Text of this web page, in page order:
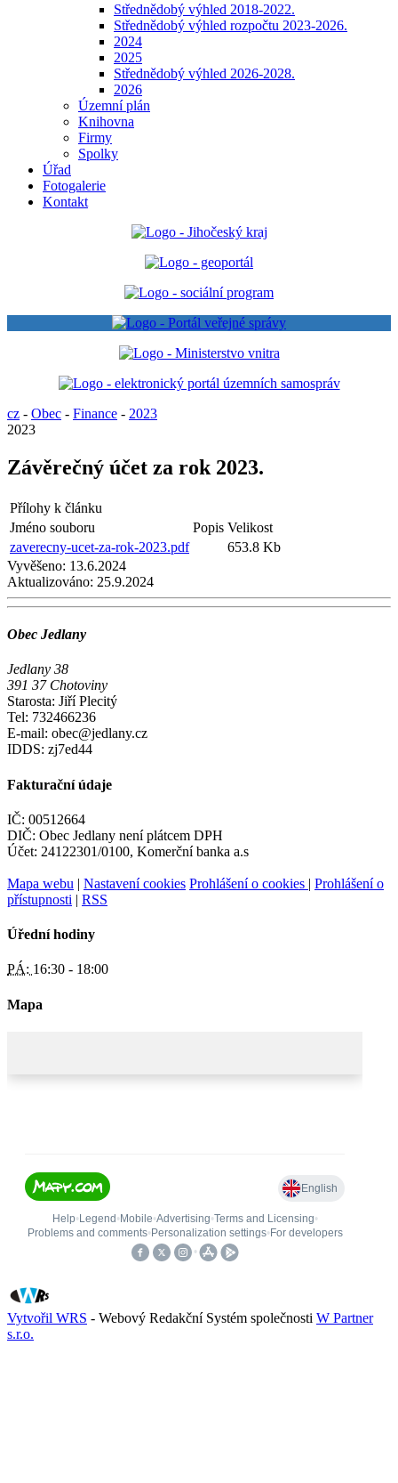
Střednědobý výhled 2018-2022.
Střednědobý výhled rozpočtu 2023-2026.
2024
2025
Střednědobý výhled 2026-2028.
2026
Územní plán
Knihovna
Firmy
Spolky
Úřad
Fotogalerie
Kontakt
cz - Obec - Finance - 2023
2023
Závěrečný účet za rok 2023.
Přílohy k článku
Jméno souboru
Popis Velikost
zaverecny-ucet-za-rok-2023.pdf
653.8 Kb
Vyvěšeno: 13.6.2024
Aktualizováno: 25.9.2024
Obec Jedlany
Jedlany 38
391 37 Chotoviny
Starosta: Jiří Plecitý
Tel: 732466236
E-mail: obec@jedlany.cz
IDDS: zj7ed44
Fakturační údaje
IČ: 00512664
DIČ: Obec Jedlany není plátcem DPH
Účet: 24122301/0100, Komerční banka a.s
Mapa webu | Nastavení cookies Prohlášení o cookies | Prohlášení o
přístupnosti | RSS
Úřední hodiny
PÁ: 16:30 - 18:00
Mapa
Vytvořil WRS - Webový Redakční Systém společnosti W Partner
s.r.o.